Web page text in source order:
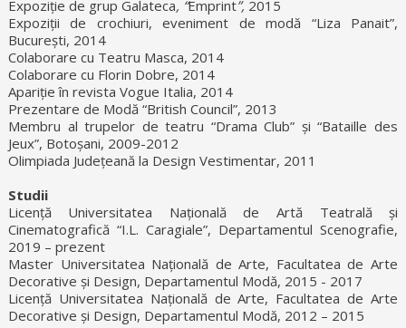
Expoziție de grup Galateca, “Emprint”, 2015
Expoziții de crochiuri, eveniment de modă “Liza Panait”,
București, 2014
Colaborare cu Teatru Masca, 2014
Colaborare cu Florin Dobre, 2014
Apariție în revista Vogue Italia, 2014
Prezentare de Modă “British Council”, 2013
Membru al trupelor de teatru “Drama Club” și “Bataille des
Jeux”, Botoșani, 2009-2012
Olimpiada Județeană la Design Vestimentar, 2011
Studii
Licență Universitatea Națională de Artă Teatrală și
Cinematografică “I.L. Caragiale”, Departamentul Scenografie,
2019 – prezent
Master Universitatea Națională de Arte, Facultatea de Arte
Decorative și Design, Departamentul Modă, 2015 - 2017
Licență Universitatea Națională de Arte, Facultatea de Arte
Decorative și Design, Departamentul Modă, 2012 – 2015